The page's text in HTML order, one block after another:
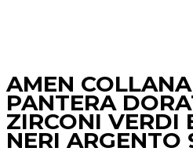
AMEN
PANTERA
ZIRCONI VERDI
NERI ARGENTO